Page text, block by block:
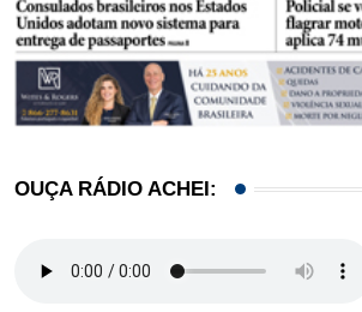
OUÇA RÁDIO ACHEI: